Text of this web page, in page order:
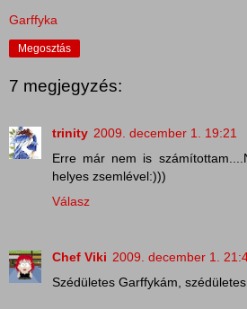
Garffyka
Megosztás
7 megjegyzés:
trinity 2009. december 1. 19:21
Erre már nem is
helyes zsemlével:)))
Válasz
Chef Viki 2009. december 1.
Szédületes Garffykám,